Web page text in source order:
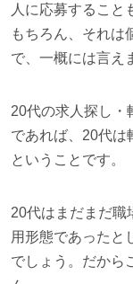
人に応募すること
もちろん、それは
で、一概には言え
20代の求人探し・
であれば、20代は
ということです。
20代はまだまだ職
用形態であったと
でしょう。だから